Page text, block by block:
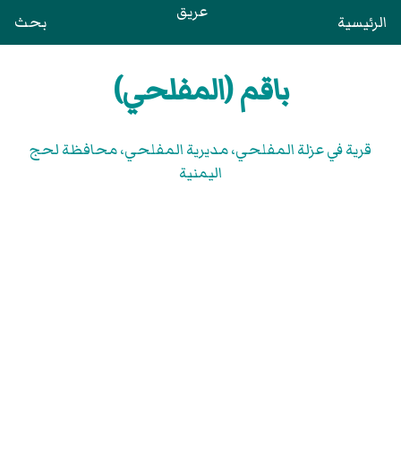
الرئيسية عريق بحث
باقم (المفلحي)
قرية في عزلة المفلحي، مديرية المفلحي، محافظة لحج
اليمنية